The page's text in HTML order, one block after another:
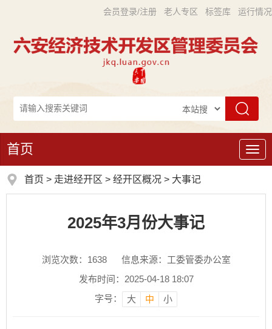
会员登录/注册 老人专区 标签库 运行情况
导
航
首页
首页 > 走进经开区 > 经开区概况 > 大事记
2025年3月份大事记
浏览次数： 1638
信息来源：工委管委办公室
发布时间：2025-04-18 18:07
字号：
大 中 小